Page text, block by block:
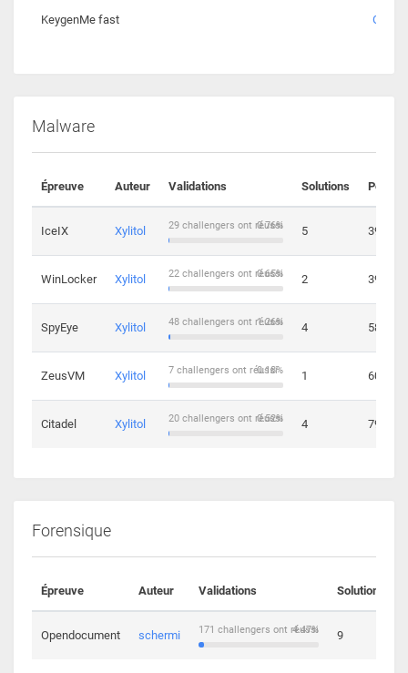
KeygenMe fast Ge0
Malware
Épreuve Auteur Validations Solutions Points
IceIX Xylitol 0.76%
29 challengers ont réussi 5 39
WinLocker Xylitol 0.65%
22 challengers ont réussi 2 39
SpyEye Xylitol 1.26%
48 challengers ont réussi 4 58
ZeusVM Xylitol 0.18%
7 challengers ont réussi 1 60
Citadel Xylitol 0.52%
20 challengers ont réussi 4 79
Forensique
Épreuve Auteur Validations Solutions
Opendocument schermi 4.47%
171 challengers ont réussi 9